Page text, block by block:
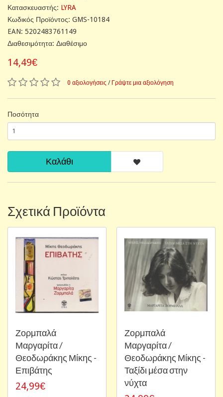
Κατασκευαστής: LYRA
Κωδικός Προϊόντος: GMS-10184
EAN: 5202483761149
Διαθεσιμότητα: Διαθέσιμο
14,49€
0 αξιολογήσεις / Γράψτε μια αξιολόγηση
Ποσότητα
Καλάθι
Σχετικά Προϊόντα
Ζορμπαλά
Μαργαρίτα /
Θεοδωράκης Μίκης -
Επιβάτης
24,99€
Ζορμπαλά
Μαργαρίτα /
Θεοδωράκης Μίκης -
Ταξίδι μέσα στην
νύχτα